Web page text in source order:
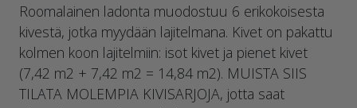
Roomalainen ladonta muodostuu 6 erikokoisesta
kivestä, jotka myydään lajitelmana. Kivet on pakattu
kolmen koon lajitelmiin: isot kivet ja pienet kivet
(7,42 m2 + 7,42 m2 = 14,84 m2). MUISTA SIIS
TILATA MOLEMPIA KIVISARJOJA, jotta saat